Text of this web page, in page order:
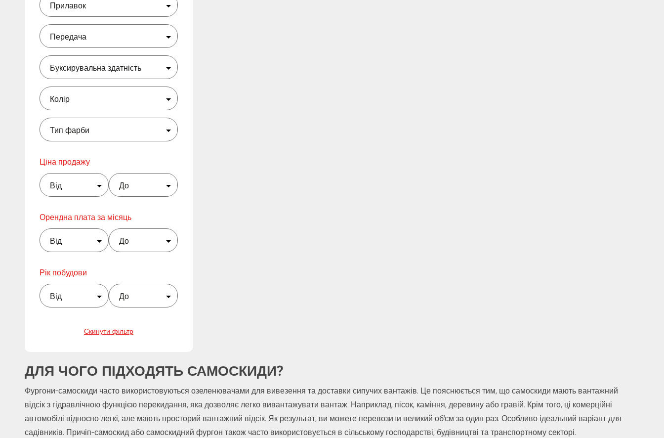
Ціна продажу
Орендна плата за місяць
Рік побудови
Скинути фільтр
ДЛЯ ЧОГО ПІДХОДЯТЬ САМОСКИДИ?
Фургони-самоскиди часто використовуються озеленювачами для вивезення та доставки сипучих вантажів. Це пояснюється тим, що самоскиди мають вантажний
відсік з гідравлічною функцією перекидання, яка дозволяє легко вивантажувати вантаж. Наприклад, пісок, каміння, деревину або гравій. Крім того, ці комерційні
автомобілі відносно легкі, але мають просторий вантажний відсік. Як результат, ви можете перевозити великий об'єм за один раз. Особливо ідеальний варіант для
садівників. Причіп-самоскид або самоскидний фургон також часто використовується в сільському господарстві, будівництві та транспортному секторі.